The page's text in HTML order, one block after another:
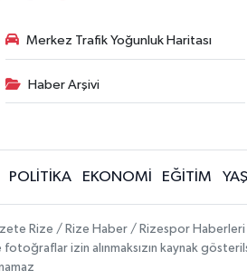
Merkez Trafik Yoğunluk Haritası
Haber Arşivi
POLİTİKA EKONOMİ EĞİTİM
Rize / Rize Haber / Rizespor
izin alınmaksızın kaynak